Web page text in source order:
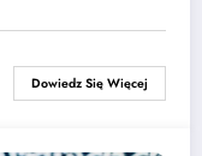
Dowiedz Się Więcej